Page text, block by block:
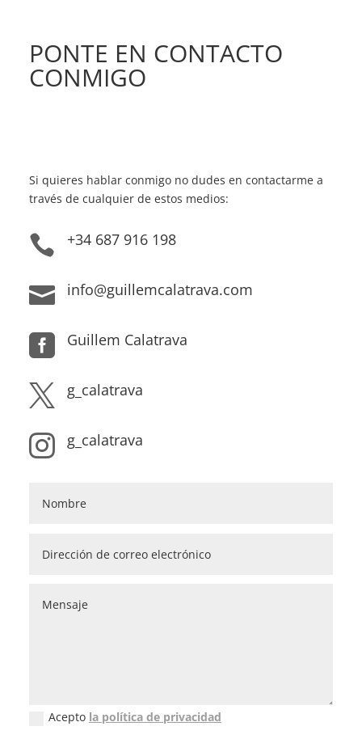
PONTE EN CONTACTO
CONMIGO
Si quieres hablar conmigo no dudes en contactarme a
través de cualquier de estos medios:
 +34 687 916 198
 info@guillemcalatrava.com
 Guillem Calatrava
 g_calatrava
 g_calatrava
Política de privacidad (GDPR)
Acepto la política de privacidad